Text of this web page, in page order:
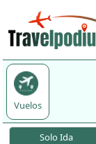
Vuelos
Solo Ida